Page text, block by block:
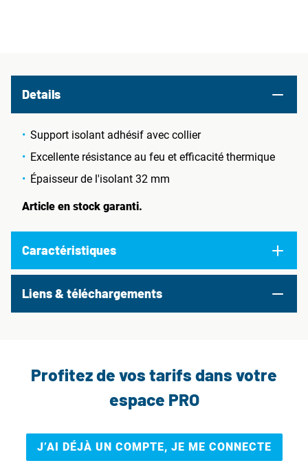
Details
Support isolant adhésif avec collier
Excellente résistance au feu et efficacité thermique
Épaisseur de l'isolant 32 mm
Article en stock garanti.
Caractéristiques
Liens & téléchargements
Profitez de vos tarifs dans votre
espace PRO
J’AI DÉJÀ UN COMPTE, JE ME CONNECTE